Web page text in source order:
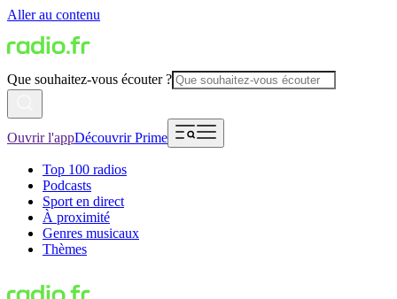
Aller au contenu
Que souhaitez-vous écouter ?
Ouvrir l'appDécouvrir Prime
Top 100 radios
Podcasts
Sport en direct
À proximité
Genres musicaux
Thèmes